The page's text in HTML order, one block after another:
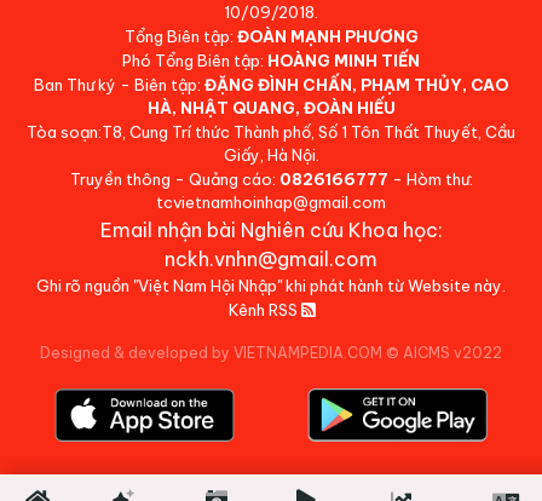
10/09/2018.
Tổng Biên tập: ĐOÀN MẠNH PHƯƠNG
Phó Tổng Biên tập: HOÀNG MINH TIẾN
Ban Thư ký - Biên tập: ĐẶNG ĐÌNH CHẤN, PHẠM THỦY, CAO
HÀ, NHẬT QUANG, ĐOÀN HIẾU
Tòa soạn:T8, Cung Trí thức Thành phố, Số 1 Tôn Thất Thuyết, Cầu
Giấy, Hà Nội.
Truyền thông - Quảng cáo: 0826166777 - Hòm thư:
tcvietnamhoinhap@gmail.com
Email nhận bài Nghiên cứu Khoa học:
nckh.vnhn@gmail.com
Ghi rõ nguồn "Việt Nam Hội Nhập" khi phát hành từ Website này.
Kênh RSS
Designed & developed by VIETNAMPEDIA.COM © AICMS v2022